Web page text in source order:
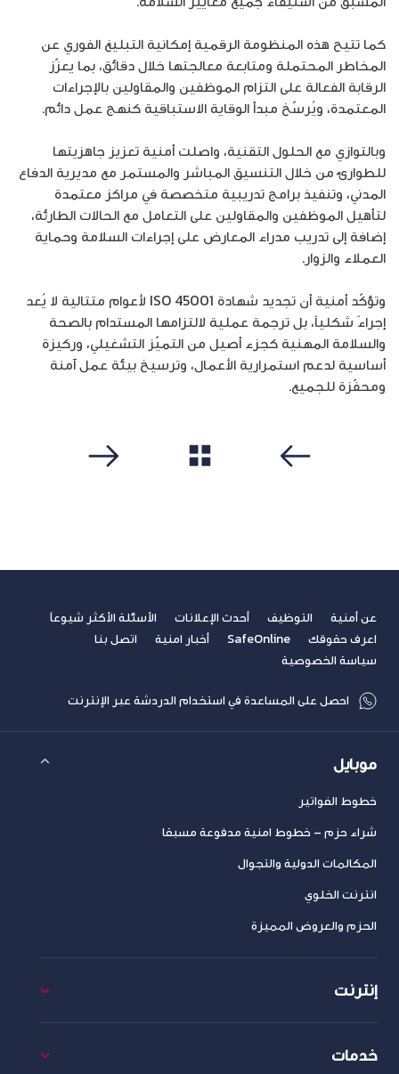
كما تتيح هذه المنظومة الرقمية إمكانية التبليغ الفوري عن
المخاطر المحتملة ومتابعة معالجتها خلال دقائق، بما يعزّز
الرقابة الفعالة على التزام الموظفين والمقاولين بالإجراءات
المعتمدة، ويُرسّخ مبدأ الوقاية الاستباقية كنهج عمل دائم.
وبالتوازي مع الحلول التقنية، واصلت أمنية تعزيز جاهزيتها
للطوارئ من خلال التنسيق المباشر والمستمر مع مديرية الدفاع
المدني، وتنفيذ برامج تدريبية متخصصة في مراكز معتمدة
لتأهيل الموظفين والمقاولين على التعامل مع الحالات الطارئة،
إضافة إلى تدريب مدراء المعارض على إجراءات السلامة وحماية
العملاء والزوار.
وتؤكّد أمنية أن تجديد شهادة ISO 45001 لأعوام متتالية لا يُعد
إجراءً شكلياً، بل ترجمة عملية لالتزامها المستدام بالصحة
والسلامة المهنية كجزء أصيل من التميّز التشغيلي، وركيزة
أساسية لدعم استمرارية الأعمال، وترسيخ بيئة عمل آمنة
ومحفّزة للجميع.
عن أمنية التوظيف أحدث الإعلانات
الأسئلة الأكثر شيوعاً
اعرف حقوقك
SafeOnline أخبار امنية
اتصل بنا
سياسة الخصوصية
احصل على المساعدة في استخدام الدردشة عبر الإنترنت
موبايل
خطوط الفواتير
شراء حزم – خطوط امنية مدفوعة مسبقا
المكالمات الدولية والتجوال
انترنت الخلوي
الحزم والعروض المميزة
إنترنت
خدمات